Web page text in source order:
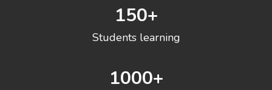
150+
Students learning
1000+